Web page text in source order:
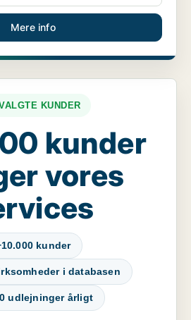
Mere info
KUNDER
kunder
vores
kunder
i databasen
udlejninger årligt